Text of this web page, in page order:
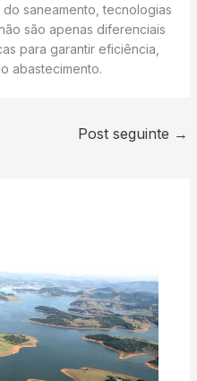
saneamento, tecnologias
são apenas diferenciais
para garantir eficiência,
abastecimento.
Post seguinte →